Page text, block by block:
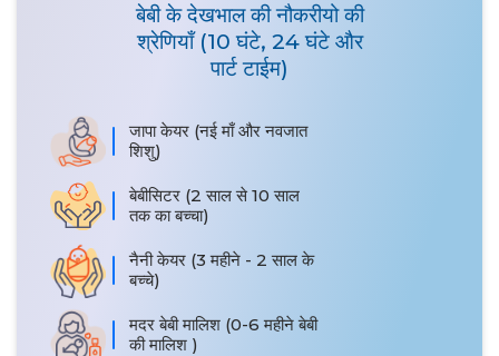
बेबी के देखभाल की नौकरीयो की
श्रेणियाँ (10 घंटे, 24 घंटे और
पार्ट टाईम)
जापा केयर (नई माँ और नवजात
शिशु)
बेबीसिटर (2 साल से 10 साल
तक का बच्चा)
नैनी केयर (3 महीने - 2 साल के
बच्चे)
मदर बेबी मालिश (0-6 महीने बेबी
की मालिश )